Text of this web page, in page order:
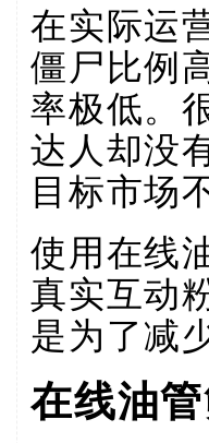
在实际运
僵尸比例
率极低。
达人却没
目标市场
使用在线
真实互动
是为了减
在线油